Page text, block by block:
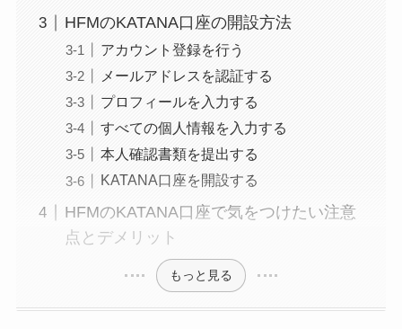
HFMのKATANA口座の開設方法
アカウント登録を行う
メールアドレスを認証する
プロフィールを入力する
すべての個人情報を入力する
本人確認書類を提出する
KATANA口座を開設する
HFMのKATANA口座で気をつけたい注意
点とデメリット
もっと見る